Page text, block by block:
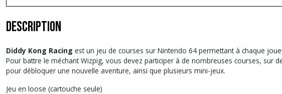
Description
Diddy Kong Racing est un jeu de courses sur Nintendo 64 permettant à chaque
Pour battre le méchant Wizpig, vous devez participer à de nombreuses courses, sur
pour débloquer une nouvelle aventure, ainsi que plusieurs mini-jeux.
Jeu en loose (cartouche seule)